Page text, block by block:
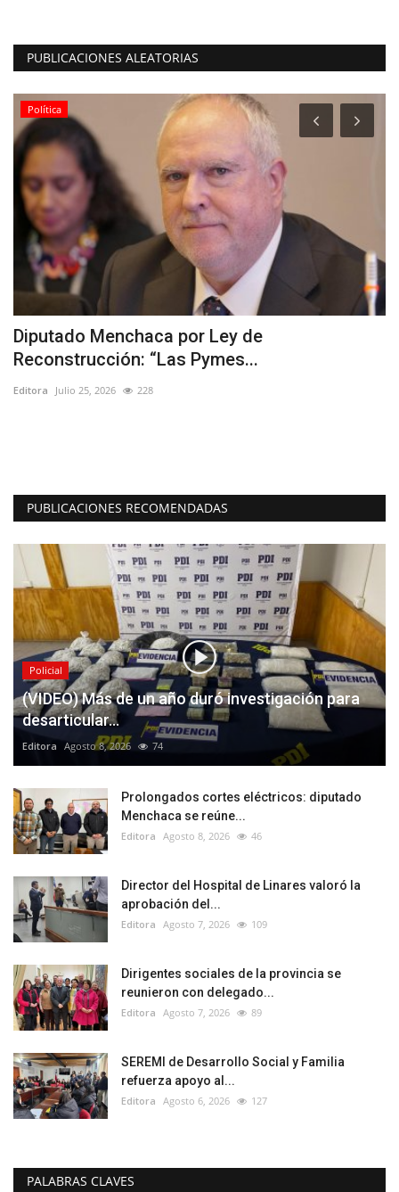
PUBLICACIONES ALEATORIAS
Política
Diputado Menchaca por Ley de
Reconstrucción: “Las Pymes...
Editora Julio 25, 2026 228
PUBLICACIONES RECOMENDADAS
Policial
(VIDEO) Más de un año duró investigación para
desarticular...
Editora Agosto 8, 2026 74
Prolongados cortes eléctricos: diputado
Menchaca se reúne...
Editora Agosto 8, 2026 46
Director del Hospital de Linares valoró la
aprobación del...
Editora Agosto 7, 2026 109
Dirigentes sociales de la provincia se
reunieron con delegado...
Editora Agosto 7, 2026 89
SEREMI de Desarrollo Social y Familia
refuerza apoyo al...
Editora Agosto 6, 2026 127
PALABRAS CLAVES